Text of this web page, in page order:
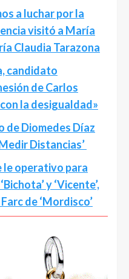
a luchar por la
visitó a María
Claudia Tarazona
candidato
de Carlos
la desigualdad»
de Diomedes Díaz
Distancias’
le operativo para
y ‘Vicente’,
de ‘Mordisco’